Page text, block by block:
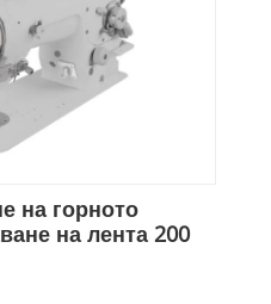
на горното
на лента 200